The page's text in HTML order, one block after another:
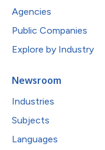
Agencies
Public Companies
Explore by Industry
Newsroom
Industries
Subjects
Languages